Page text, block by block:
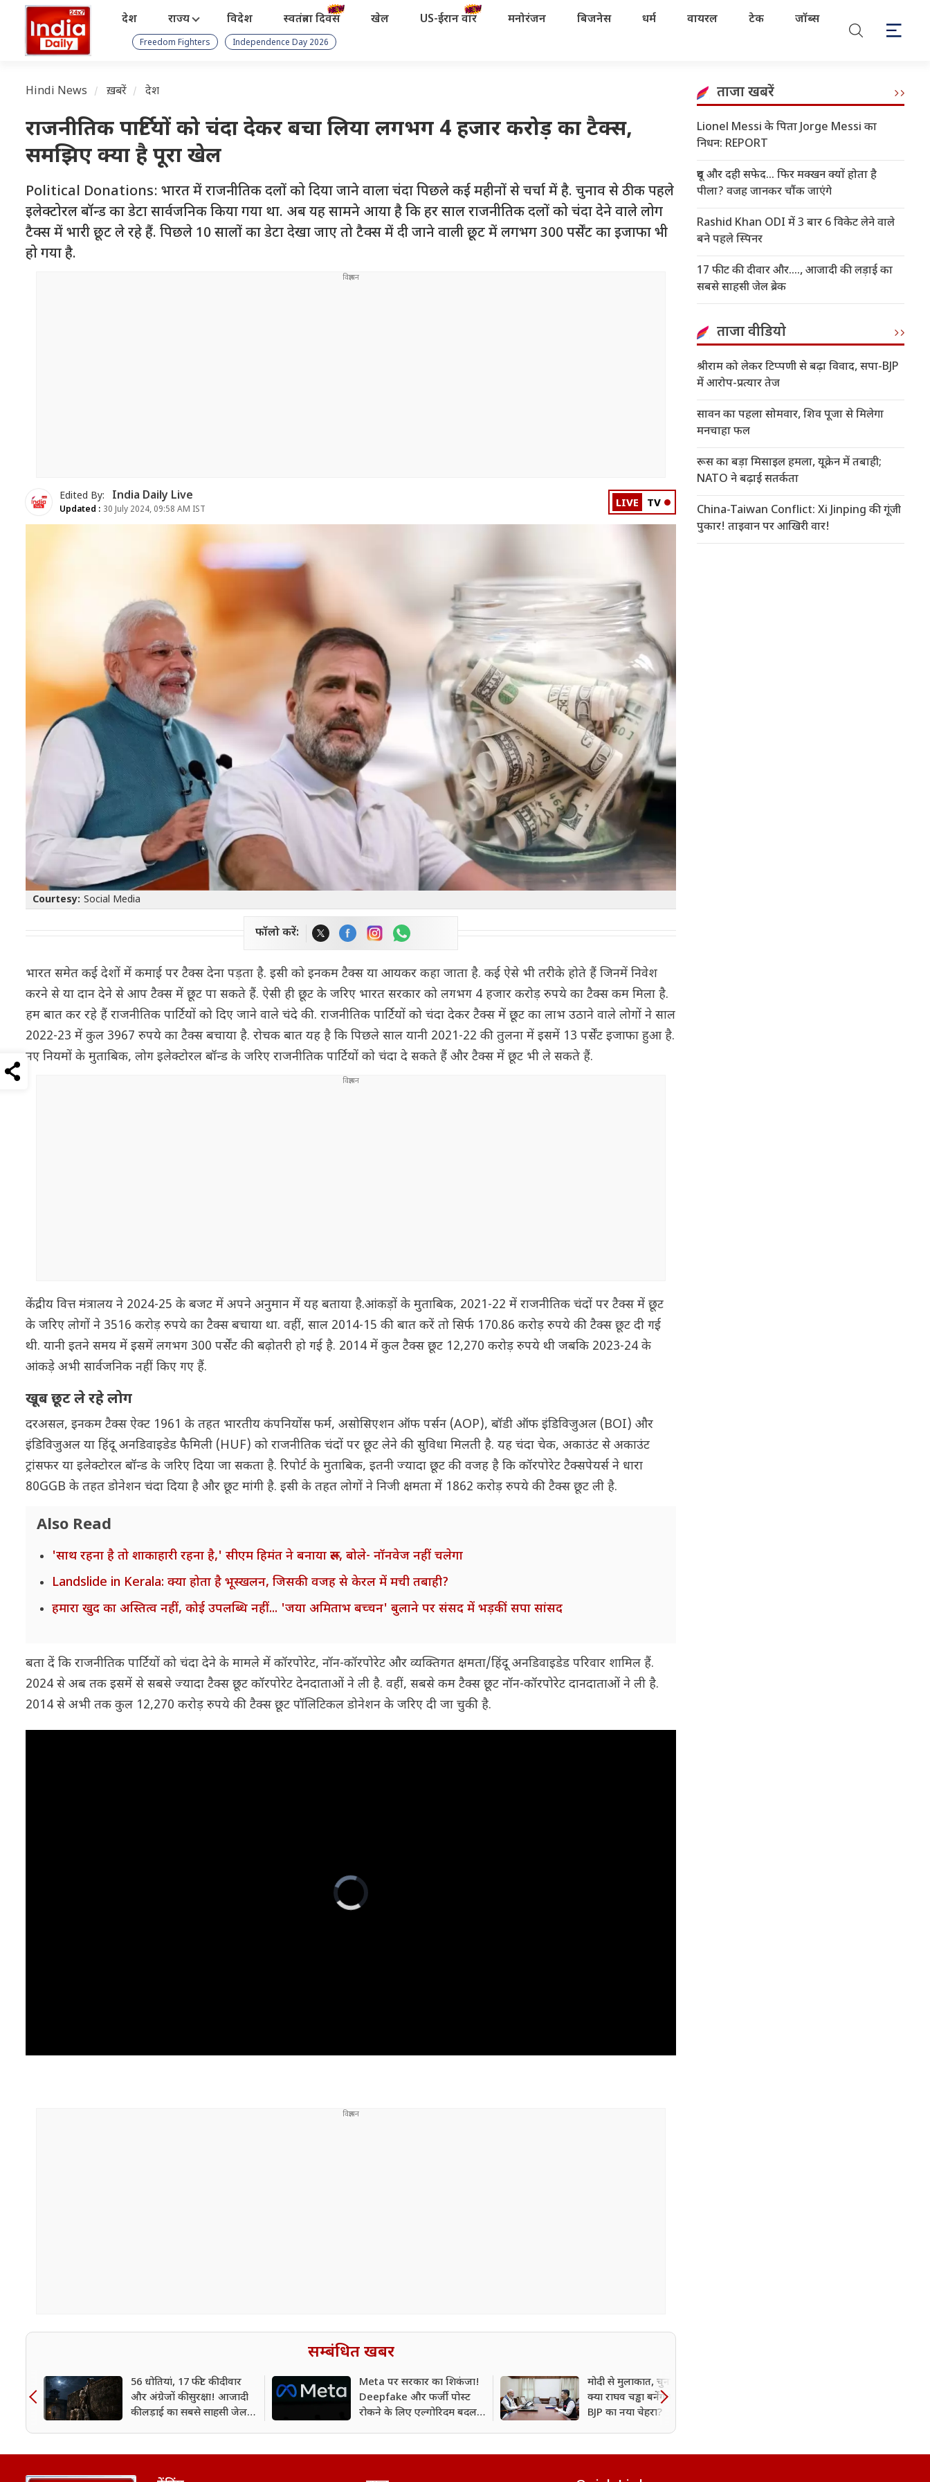
देश राज्य विदेश स्वतंत्रता दिवस खेल US-ईरान वॉर मनोरंजन बिजनेस धर्म वायरल टेक जॉब्स
Freedom Fighters Independence Day 2026
Hindi News ख़बरें देश
राजनीतिक पार्टियों को चंदा देकर बचा लिया लगभग 4 हजार करोड़ का टैक्स,
समझिए क्या है पूरा खेल
Political Donations: भारत में राजनीतिक दलों को दिया जाने वाला चंदा पिछले कई महीनों से चर्चा में है. चुनाव से ठीक पहले
इलेक्टोरल बॉन्ड का डेटा सार्वजनिक किया गया था. अब यह सामने आया है कि हर साल राजनीतिक दलों को चंदा देने वाले लोग
टैक्स में भारी छूट ले रहे हैं. पिछले 10 सालों का डेटा देखा जाए तो टैक्स में दी जाने वाली छूट में लगभग 300 पर्सेंट का इजाफा भी
हो गया है.
Edited By: India Daily Live
Updated : 30 July 2024, 09:58 AM IST LIVE TV
Courtesy: Social Media
फॉलो करें:
भारत समेत कई देशों में कमाई पर टैक्स देना पड़ता है. इसी को इनकम टैक्स या आयकर कहा जाता है. कई ऐसे भी तरीके होते हैं जिनमें निवेश
करने से या दान देने से आप टैक्स में छूट पा सकते हैं. ऐसी ही छूट के जरिए भारत सरकार को लगभग 4 हजार करोड़ रुपये का टैक्स कम मिला है.
हम बात कर रहे हैं राजनीतिक पार्टियों को दिए जाने वाले चंदे की. राजनीतिक पार्टियों को चंदा देकर टैक्स में छूट का लाभ उठाने वाले लोगों ने साल
2022-23 में कुल 3967 रुपये का टैक्स बचाया है. रोचक बात यह है कि पिछले साल यानी 2021-22 की तुलना में इसमें 13 पर्सेंट इजाफा हुआ है.
नए नियमों के मुताबिक, लोग इलेक्टोरल बॉन्ड के जरिए राजनीतिक पार्टियों को चंदा दे सकते हैं और टैक्स में छूट भी ले सकते हैं.
केंद्रीय वित्त मंत्रालय ने 2024-25 के बजट में अपने अनुमान में यह बताया है.आंकड़ों के मुताबिक, 2021-22 में राजनीतिक चंदों पर टैक्स में छूट
के जरिए लोगों ने 3516 करोड़ रुपये का टैक्स बचाया था. वहीं, साल 2014-15 की बात करें तो सिर्फ 170.86 करोड़ रुपये की टैक्स छूट दी गई
थी. यानी इतने समय में इसमें लगभग 300 पर्सेंट की बढ़ोतरी हो गई है. 2014 में कुल टैक्स छूट 12,270 करोड़ रुपये थी जबकि 2023-24 के
आंकड़े अभी सार्वजनिक नहीं किए गए हैं.
खूब छूट ले रहे लोग
दरअसल, इनकम टैक्स ऐक्ट 1961 के तहत भारतीय कंपनियोंस फर्म, असोसिएशन ऑफ पर्सन (AOP), बॉडी ऑफ इंडिविजुअल (BOI) और
इंडिविजुअल या हिंदू अनडिवाइडेड फैमिली (HUF) को राजनीतिक चंदों पर छूट लेने की सुविधा मिलती है. यह चंदा चेक, अकाउंट से अकाउंट
ट्रांसफर या इलेक्टोरल बॉन्ड के जरिए दिया जा सकता है. रिपोर्ट के मुताबिक, इतनी ज्यादा छूट की वजह है कि कॉरपोरेट टैक्सपेयर्स ने धारा
80GGB के तहत डोनेशन चंदा दिया है और छूट मांगी है. इसी के तहत लोगों ने निजी क्षमता में 1862 करोड़ रुपये की टैक्स छूट ली है.
Also Read
'साथ रहना है तो शाकाहारी रहना है,' सीएम हिमंत ने बनाया रूल, बोले- नॉनवेज नहीं चलेगा
Landslide in Kerala: क्या होता है भूस्खलन, जिसकी वजह से केरल में मची तबाही?
हमारा खुद का अस्तित्व नहीं, कोई उपलब्धि नहीं... 'जया अमिताभ बच्चन' बुलाने पर संसद में भड़कीं सपा सांसद
बता दें कि राजनीतिक पार्टियों को चंदा देने के मामले में कॉरपोरेट, नॉन-कॉरपोरेट और व्यक्तिगत क्षमता/हिंदू अनडिवाइडेड परिवार शामिल हैं.
2024 से अब तक इसमें से सबसे ज्यादा टैक्स छूट कॉरपोरेट देनदाताओं ने ली है. वहीं, सबसे कम टैक्स छूट नॉन-कॉरपोरेट दानदाताओं ने ली है.
2014 से अभी तक कुल 12,270 करोड़ रुपये की टैक्स छूट पॉलिटिकल डोनेशन के जरिए दी जा चुकी है.
सम्बंधित खबर
56 धोतियां, 17 फीट की दीवार
और अंग्रेजों की सुरक्षा! आजादी
की लड़ाई का सबसे साहसी जेल
Meta पर सरकार का शिकंजा!
Deepfake और फर्जी पोस्ट
रोकने के लिए एल्गोरिदम बदलने
मोदी से मुलाकात, चुनाव करीब...
क्या राघव चड्ढा बनेंगे पंजाब में
BJP का नया चेहरा?
ताजा खबरें
Lionel Messi के पिता Jorge Messi का
निधन: REPORT
दूध और दही सफेद... फिर मक्खन क्यों होता है
पीला? वजह जानकर चौंक जाएंगे
Rashid Khan ODI में 3 बार 6 विकेट लेने वाले
बने पहले स्पिनर
17 फीट की दीवार और...., आजादी की लड़ाई का
सबसे साहसी जेल ब्रेक
ताजा वीडियो
श्रीराम को लेकर टिप्पणी से बढ़ा विवाद, सपा-BJP
में आरोप-प्रत्यार तेज
सावन का पहला सोमवार, शिव पूजा से मिलेगा
मनचाहा फल
रूस का बड़ा मिसाइल हमला, यूक्रेन में तबाही;
NATO ने बढ़ाई सतर्कता
China-Taiwan Conflict: Xi Jinping की गूंजी
पुकार! ताइवान पर आखिरी वार!